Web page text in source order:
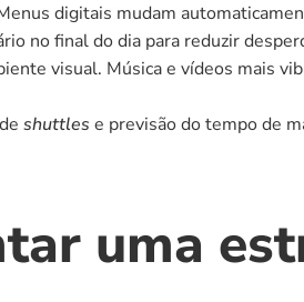
digitais mudam
no final do dia para reduzir
visual. Música e vídeos mais
shuttles e previsão do tempo de
uma